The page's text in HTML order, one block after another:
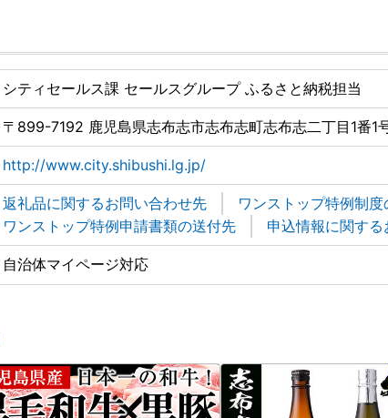
シティセールス課 セールスグループ ふるさと納税担当
〒899-7192 鹿児島県志布志市志布志町志布志二丁目1番1
http://www.city.shibushi.lg.jp/
返礼品に関するお問い合わせ先
ワンストップ特例制
ワンストップ特例申請書類の送付先
申込情報に関す
自治体マイページ対応